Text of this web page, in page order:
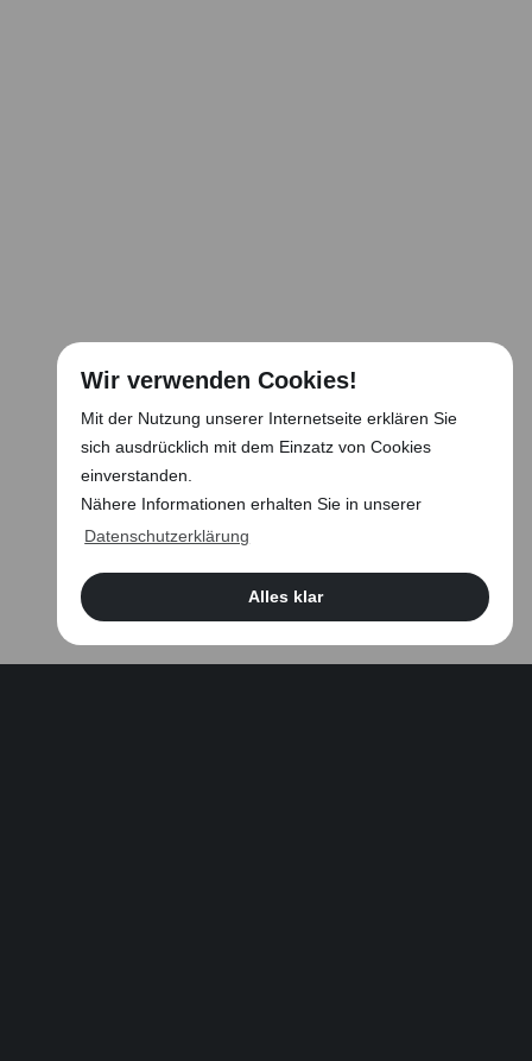
Wir verwenden Cookies!
Mit der Nutzung unserer Internetseite erklären Sie
sich ausdrücklich mit dem Einzatz von Cookies
einverstanden.
Nähere Informationen erhalten Sie in unserer
Datenschutzerklärung
Alles klar